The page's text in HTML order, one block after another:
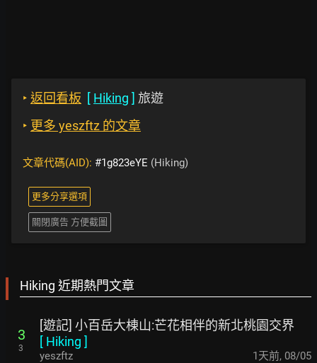
‣ 返回看板 [ Hiking ] 旅遊
‣ 更多 yeszftz 的文章
文章代碼(AID): #1g823eYE (Hiking)
更多分享選項
關閉廣告 方便截圖
Hiking 近期熱門文章
3
3
[遊記] 小百岳大棟山:芒花相伴的新北桃園交界
[ Hiking ]
yeszftz 1天前, 08/05